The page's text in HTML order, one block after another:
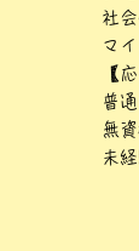
社
マ
【
普
無
未